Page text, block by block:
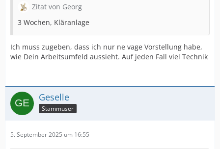
Zitat von Georg
3 Wochen, Kläranlage
Ich muss zugeben, dass ich nur ne vage Vorstellung habe,
wie Dein Arbeitsumfeld aussieht. Auf jeden Fall viel Technik
Geselle
Stammuser
5. September 2025 um 16:55